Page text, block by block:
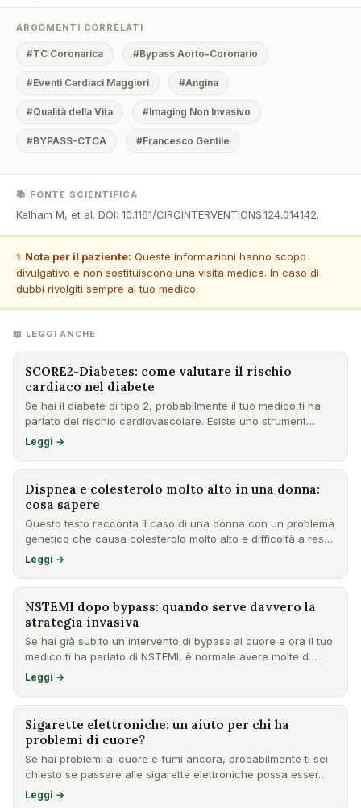
ARGOMENTI CORRELATI
#TC Coronarica #Bypass Aorto-Coronario
#Eventi Cardiaci Maggiori #Angina
#Qualità della Vita #Imaging Non Invasivo
#BYPASS-CTCA #Francesco Gentile
📚 FONTE SCIENTIFICA
Kelham M, et al. DOI: 10.1161/CIRCINTERVENTIONS.124.014142.
⚕️ Nota per il paziente: Queste informazioni hanno scopo
divulgativo e non sostituiscono una visita medica. In caso di
dubbi rivolgiti sempre al tuo medico.
📖 LEGGI ANCHE
SCORE2-Diabetes: come valutare il rischio
cardiaco nel diabete
Se hai il diabete di tipo 2, probabilmente il tuo medico ti ha
parlato del rischio cardiovascolare. Esiste uno strument…
Leggi →
Dispnea e colesterolo molto alto in una donna:
cosa sapere
Questo testo racconta il caso di una donna con un problema
genetico che causa colesterolo molto alto e difficoltà a res…
Leggi →
NSTEMI dopo bypass: quando serve davvero la
strategia invasiva
Se hai già subito un intervento di bypass al cuore e ora il tuo
medico ti ha parlato di NSTEMI, è normale avere molte d…
Leggi →
Sigarette elettroniche: un aiuto per chi ha
problemi di cuore?
Se hai problemi al cuore e fumi ancora, probabilmente ti sei
chiesto se passare alle sigarette elettroniche possa esser…
Leggi →